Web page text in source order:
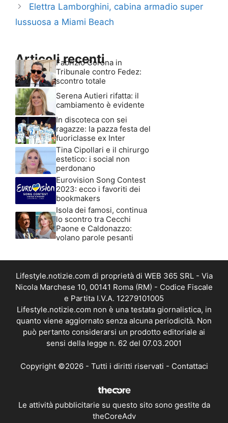
Elettra Lamborghini, cabina armadio super
lussuosa a Miami Beach
Articoli recenti
Fabrizio Corona in
Tribunale contro Fedez:
scontro totale
Serena Autieri rifatta: il
cambiamento è evidente
In discoteca con sei
ragazze: la pazza festa del
fuoriclasse ex Inter
Tina Cipollari e il chirurgo
estetico: i social non
perdonano
Eurovision Song Contest
2023: ecco i favoriti dei
bookmakers
Isola dei famosi, continua
lo scontro tra Cecchi
Paone e Caldonazzo:
volano parole pesanti
Lifestyle.notizie.com di proprietà di WEB 365 SRL - Via
Nicola Marchese 10, 00141 Roma (RM) - Codice Fiscale
e Partita I.V.A. 12279101005
Lifestyle.notizie.com non è una testata giornalistica, in
quanto viene aggiornato senza alcuna periodicità. Non
può pertanto considerarsi un prodotto editoriale ai
sensi della legge n. 62 del 07.03.2001
Copyright ©2026 - Tutti i diritti riservati - Contattaci
Le attività pubblicitarie su questo sito sono gestite da
theCoreAdv